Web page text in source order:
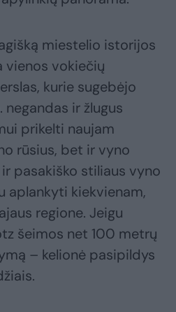
miestelio istorijos
vienos vokiečių
kurie sugebėjo
negandas ir žlugus
prikelti naujam
rūsius, bet ir vyno
pasakiško stiliaus vyno
aplankyti kiekvienam,
regione. Jeigu
šeimos net 100 metrų
– kelionė pasipildys